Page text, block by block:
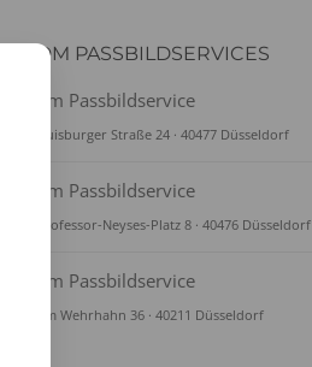
DM PASSBILDSERVICES
dm Passbildservice
Duisburger Straße 24 · 40477 Düsseldorf
dm Passbildservice
Professor-Neyses-Platz 8 · 40476 Düsseldorf
dm Passbildservice
Am Wehrhahn 36 · 40211 Düsseldorf